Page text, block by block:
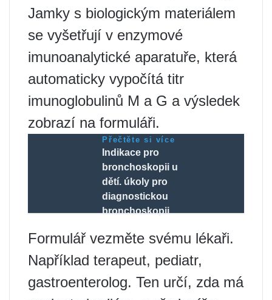
Jamky s biologickým materiálem
se vyšetřují v enzymové
imunoanalytické aparatuře, která
automaticky vypočítá titr
imunoglobulinů M a G a výsledek
zobrazí na formuláři.
Přečtěte si více
Indikace pro
bronchoskopii u
dětí. úkoly pro
diagnostickou
bronchoskopii
Formulář vezměte svému lékaři.
Například terapeut, pediatr,
gastroenterolog. Ten určí, zda má